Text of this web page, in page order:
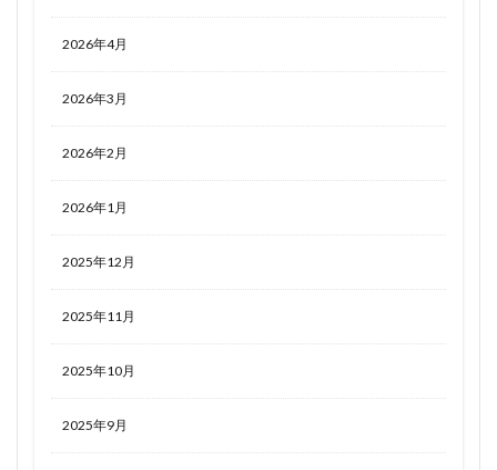
2026年4月
2026年3月
2026年2月
2026年1月
2025年12月
2025年11月
2025年10月
2025年9月